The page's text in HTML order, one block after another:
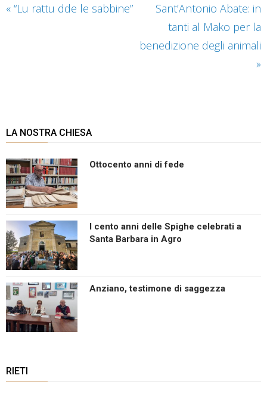
« “Lu rattu dde le sabbine”
Sant’Antonio Abate: in
tanti al Mako per la
benedizione degli animali
»
LA NOSTRA CHIESA
Ottocento anni di fede
I cento anni delle Spighe celebrati a
Santa Barbara in Agro
Anziano, testimone di saggezza
RIETI